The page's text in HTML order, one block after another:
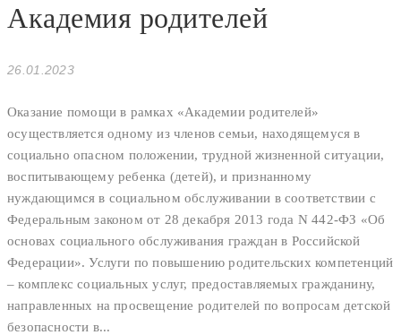
Академия родителей
26.01.2023
Оказание помощи в рамках «Академии родителей»
осуществляется одному из членов семьи, находящемуся в
социально опасном положении, трудной жизненной ситуации,
воспитывающему ребенка (детей), и признанному
нуждающимся в социальном обслуживании в соответствии с
Федеральным законом от 28 декабря 2013 года N 442-ФЗ «Об
основах социального обслуживания граждан в Российской
Федерации». Услуги по повышению родительских компетенций
– комплекс социальных услуг, предоставляемых гражданину,
направленных на просвещение родителей по вопросам детской
безопасности в...